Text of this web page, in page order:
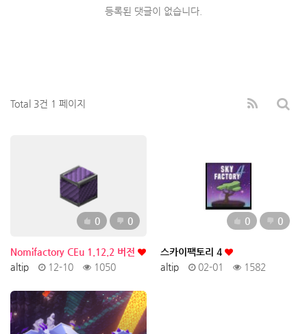
등록된 댓글이 없습니다.
Total 3건 1 페이지
추천 0
비추천 0
Nomifactory CEu 1.12.2 버전
altip
12-10 1050
추천 0
비추천 0
스카이팩토리 4
altip
02-01 1582